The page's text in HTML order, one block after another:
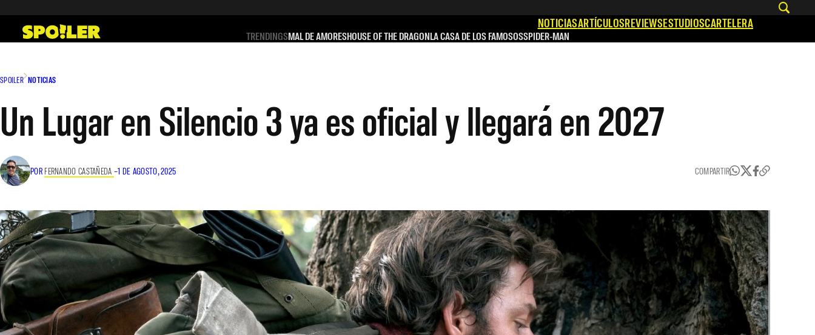
contenido
NOTICIASARTÍCULOSREVIEWSESTUDIOSCARTELERA
TRENDINGSMAL DE AMORESHOUSE OF THE DRAGONLA CASA DE LOS FAMOSOSSPIDER-MAN
SPOILER NOTICIAS
Un Lugar en Silencio 3 ya es oficial y llegará en 2027
POR FERNANDO CASTAÑEDA –1 DE AGOSTO, 2025 COMPARTIR